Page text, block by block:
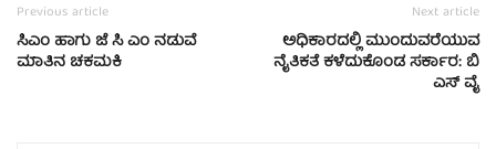
Previous article
ಸಿಎಂ ಹಾಗು ಜೆ ಸಿ ಎಂ ನಡುವೆ
ಮಾತಿನ ಚಕಮಕಿ
Next article
ಅಧಿಕಾರದಲ್ಲಿ ಮುಂದುವರೆಯುವ
ನೈತಿಕತೆ ಕಳೆದುಕೊಂಡ ಸರ್ಕಾರ: ಬಿ
ಎಸ್ ವೈ